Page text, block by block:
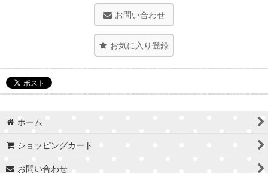
お問い合わせ
お気に入り登録
ホーム
ショッピングカート
お問い合わせ